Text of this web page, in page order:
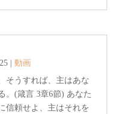
| 動画
そうすれば、主はあな
。(箴言 3章6節) あなた
信頼せよ、主はそれを